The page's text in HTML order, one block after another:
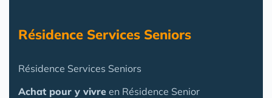
Résidence Services Seniors
Résidence Services Seniors
Achat pour y vivre en Résidence Senior